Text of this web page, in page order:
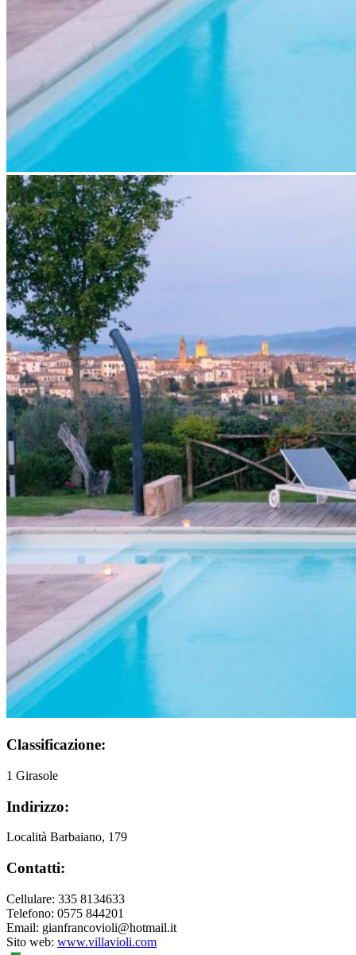
Classificazione:
1 Girasole
Indirizzo:
Località Barbaiano, 179
Contatti:
Cellulare: 335 8134633
Telefono: 0575 844201
Email: gianfrancovioli@hotmail.it
Sito web: www.villavioli.com